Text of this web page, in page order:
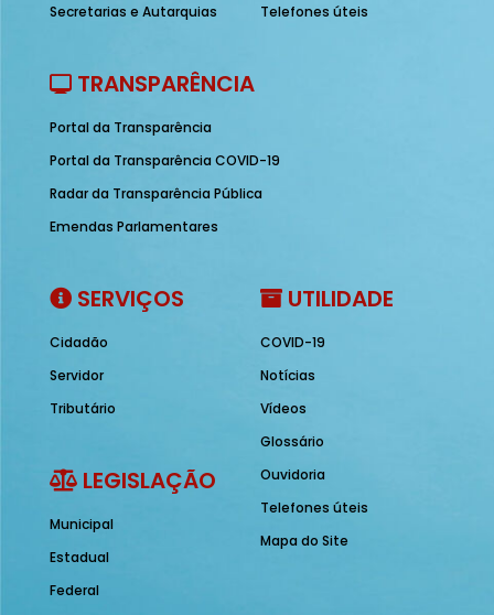
Secretarias e Autarquias
Telefones úteis
TRANSPARÊNCIA
Portal da Transparência
Portal da Transparência COVID-19
Radar da Transparência Pública
Emendas Parlamentares
SERVIÇOS
Cidadão
Servidor
Tributário
LEGISLAÇÃO
Municipal
Estadual
Federal
UTILIDADE
COVID-19
Notícias
Vídeos
Glossário
Ouvidoria
Telefones úteis
Mapa do Site